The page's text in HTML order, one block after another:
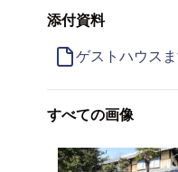
添付資料
ゲストハウス
すべての画像